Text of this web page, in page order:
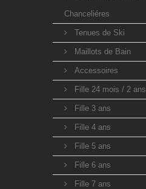
Chanceliéres
Tenues de Ski
Maillots de Bain
Accessoires
Fille 24 mois / 2 ans
Fille 3 ans
Fille 4 ans
Fille 5 ans
Fille 6 ans
Fille 7 ans